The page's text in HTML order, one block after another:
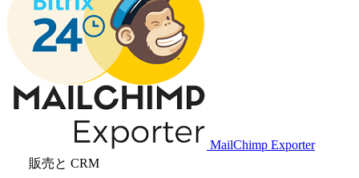
MailChimp Exporter
販売と CRM